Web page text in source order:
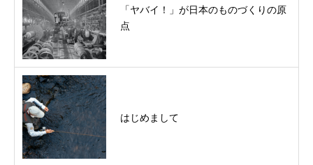
「ヤバイ！」が日本のものづくりの原
点
はじめまして